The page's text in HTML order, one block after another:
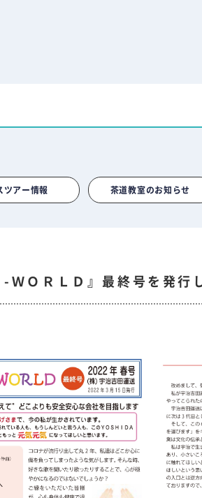
ツアー情報 茶道教室のお知らせ
ＷＯＲＬＤ』最終号を発行